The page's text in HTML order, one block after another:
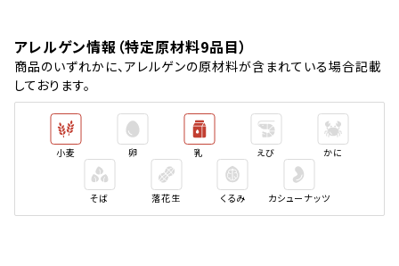
アレルゲン情報（特定原材料9品目）
商品のいずれかに、アレルゲンの原材料が含まれている場合記載
しております。
小麦 卵 乳 えび かに
そば 落花生 くるみ カシューナッツ